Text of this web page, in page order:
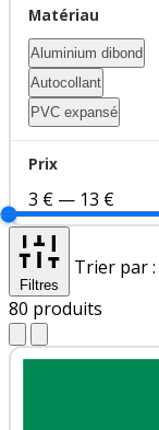
Matériau
Aluminium dibond
Autocollant
PVC expansé
Prix
3 € — 13 €
Filtres
Trier par :
80 produits